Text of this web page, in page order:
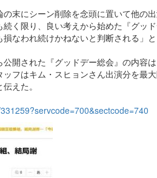
末にシーン削除を念頭に置いて他の
く限り、良い考えから始めた『グッ
なわれ続けかねないと判断される」と
開された『グッドデー総会』の内容
フはキム・スヒョンさん出演分を最
えた。